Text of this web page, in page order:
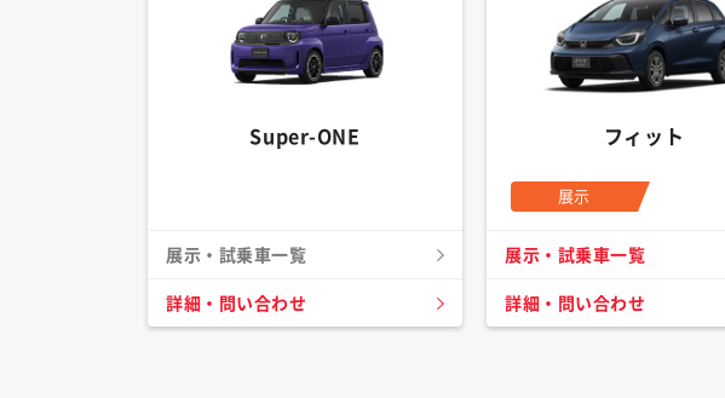
Super-ONE
展示・試乗車一覧
詳細・問い合わせ
フィット
展示
展示・試乗車一覧
詳細・問い合わせ